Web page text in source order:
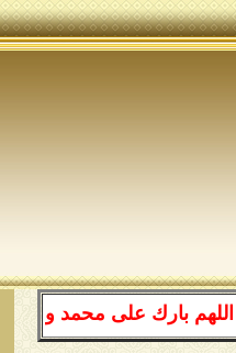
على محمد وعلى